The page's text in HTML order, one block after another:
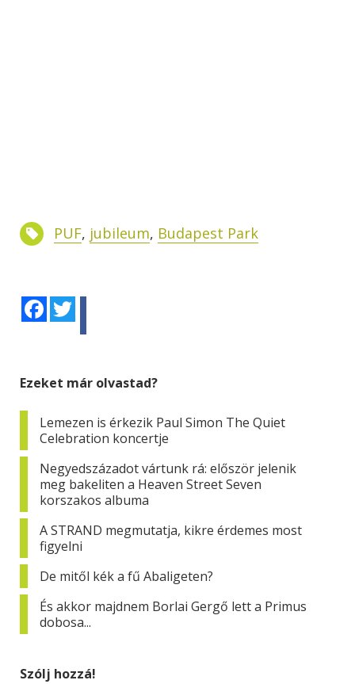
PUF, jubileum, Budapest Park
Facebook
Ezeket már olvastad?
Lemezen is érkezik Paul Simon The Quiet
Celebration koncertje
Negyedszázadot vártunk rá: először jelenik
meg bakeliten a Heaven Street Seven
korszakos albuma
A STRAND megmutatja, kikre érdemes most
figyelni
De mitől kék a fű Abaligeten?
És akkor majdnem Borlai Gergő lett a Primus
dobosa...
Szólj hozzá!